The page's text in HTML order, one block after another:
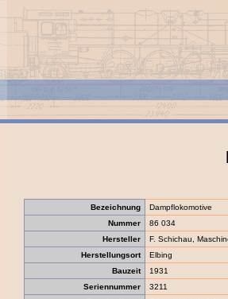
Bezeichnung
Dampflokomotive
Nummer
86 034
Hersteller
F. Schichau,
Herstellungsort
Elbing
Bauzeit
1931
Seriennummer
3211